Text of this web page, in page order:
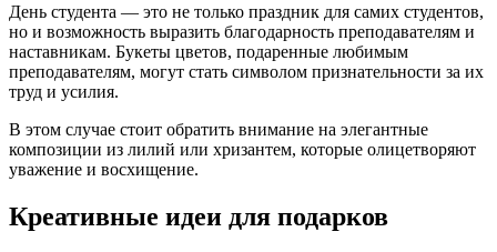
День студента — это не только праздник для самих студентов,
но и возможность выразить благодарность преподавателям и
наставникам. Букеты цветов, подаренные любимым
преподавателям, могут стать символом признательности за их
труд и усилия.
В этом случае стоит обратить внимание на элегантные
композиции из лилий или хризантем, которые олицетворяют
уважение и восхищение.
Креативные идеи для подарков